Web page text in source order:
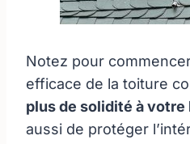
Notez pour
efficace de la toiture
plus de solidité à votre
aussi de protéger